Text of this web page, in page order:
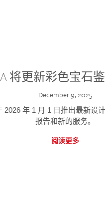
将更新彩色宝石
December 9, 2025
2026 年 1 月 1 日推出最新设
报告和新的服务。
阅读更多